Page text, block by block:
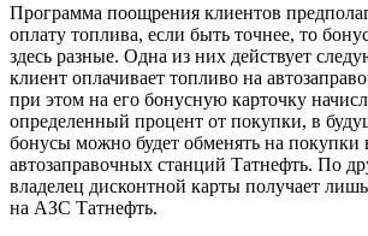
Программа поощрения клиентов
оплату топлива, если быть точнее, то
здесь разные. Одна из них действует
клиент оплачивает топливо на
при этом на его бонусную карточку
определенный процент от покупки, в
бонусы можно будет обменять на покупки
автозаправочных станций Татнефть. По
владелец дисконтной карты получает
на АЗС Татнефть.